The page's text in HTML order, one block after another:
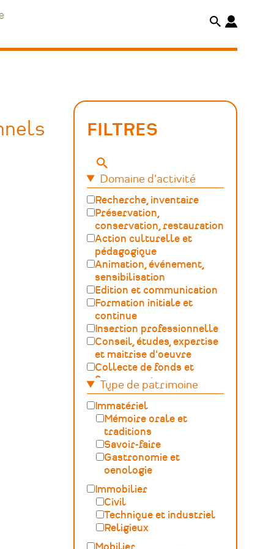
FILTRES
Mots-
clésDomaine d'activité
Recherche, inventaire
Préservation,
conservation, restauration
Action culturelle et
pédagogique
Animation, événement,
sensibilisation
Edition et communication
Formation initiale et
continue
Insertion professionnelle
Conseil, études, expertise
et maitrise d'oeuvre
Collecte de fonds et
financement
Gestion, développement,
ingénierie culturelle
Fédération – Syndicat
professionnel
Sciences du Patrimoine
(GOSP)
Archives /
Documentation
Conservation du
patrimoine et
archéologie
Humanités numériques
Type de patrimoine
Immatériel
Mémoire orale et
traditions
Savoir-faire
Gastronomie et
oenologie
Immobilier
Civil
Technique et industriel
Religieux